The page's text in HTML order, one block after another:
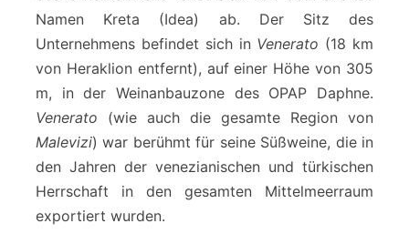
Namen Kreta (Idea) ab. Der Sitz des
Unternehmens befindet sich in Venerato (18 km
von Heraklion entfernt), auf einer Höhe von 305
m, in der Weinanbauzone des OPAP Daphne.
Venerato (wie auch die gesamte Region von
Malevizi) war berühmt für seine Süßweine, die in
den Jahren der venezianischen und türkischen
Herrschaft in den gesamten Mittelmeerraum
exportiert wurden.